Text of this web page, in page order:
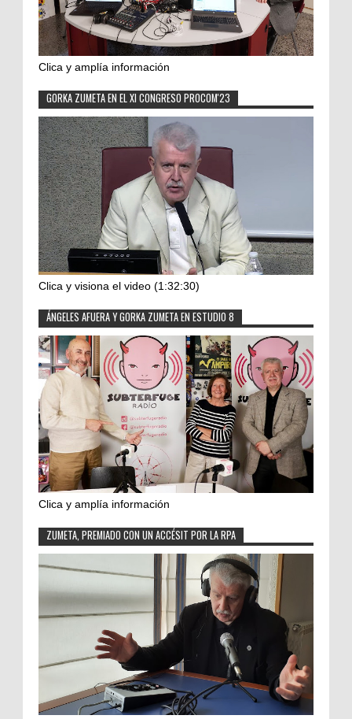
Clica y amplía información
GORKA ZUMETA EN EL XI CONGRESO PROCOM'23
Clica y visiona el video (1:32:30)
ÁNGELES AFUERA Y GORKA ZUMETA EN ESTUDIO 8
Clica y amplía información
ZUMETA, PREMIADO CON UN ACCÉSIT POR LA RPA